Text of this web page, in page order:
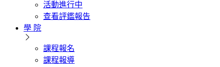
活動進行中
查看評鑑報告
學 院
課程報名
課程報導